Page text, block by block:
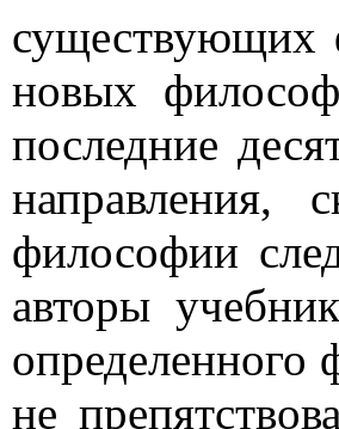
существующих
новых
последние
направления,
философии
авторы
не